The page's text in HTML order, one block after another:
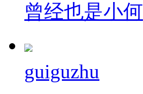
曾经也是小何
guiguzhu